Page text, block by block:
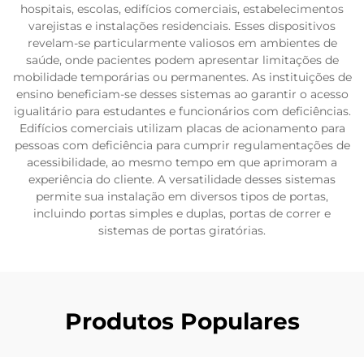
hospitais, escolas, edifícios comerciais, estabelecimentos
varejistas e instalações residenciais. Esses dispositivos
revelam-se particularmente valiosos em ambientes de
saúde, onde pacientes podem apresentar limitações de
mobilidade temporárias ou permanentes. As instituições de
ensino beneficiam-se desses sistemas ao garantir o acesso
igualitário para estudantes e funcionários com deficiências.
Edifícios comerciais utilizam placas de acionamento para
pessoas com deficiência para cumprir regulamentações de
acessibilidade, ao mesmo tempo em que aprimoram a
experiência do cliente. A versatilidade desses sistemas
permite sua instalação em diversos tipos de portas,
incluindo portas simples e duplas, portas de correr e
sistemas de portas giratórias.
Produtos Populares